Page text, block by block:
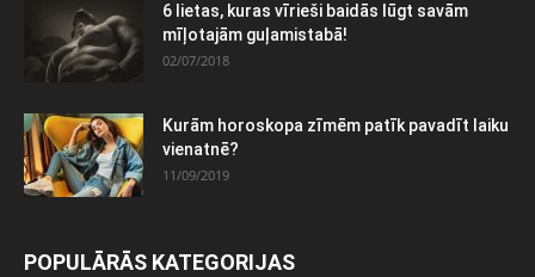
6 lietas, kuras vīrieši baidās lūgt savām
mīļotajām guļamistabā!
02/07/2018
Kurām horoskopa zīmēm patīk pavadīt laiku
vienatnē?
11/09/2019
POPULĀRĀS KATEGORIJAS